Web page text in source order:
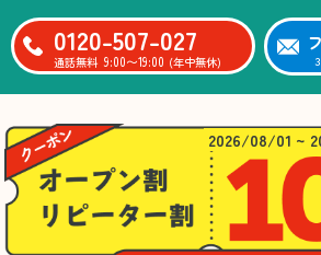
0120-507-027
通話無料 9:00〜19:00 (年中無休)
2026/08/01 ~